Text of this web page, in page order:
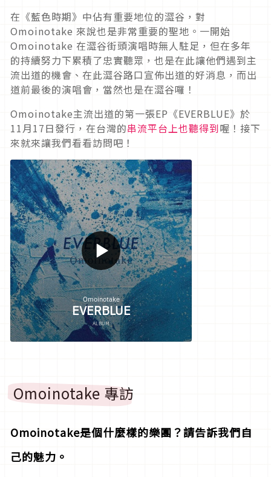
在《藍色時期》中佔有重要地位的澀谷，對
Omoinotake 來說也是非常重要的聖地。一開始
Omoinotake 在澀谷街頭演唱時無人駐足，但在多年
的持續努力下累積了忠實聽眾，也是在此讓他們遇到主
流出道的機會、在此澀谷路口宣佈出道的好消息，而出
道前最後的演唱會，當然也是在澀谷囉！
Omoinotake主流出道的第一張EP《EVERBLUE》於
11月17日發行，在台灣的串流平台上也聽得到喔！接下
來就來讓我們看看訪問吧！
Omoinotake 專訪
Omoinotake是個什麼樣的樂團？請告訴我們自
己的魅力。